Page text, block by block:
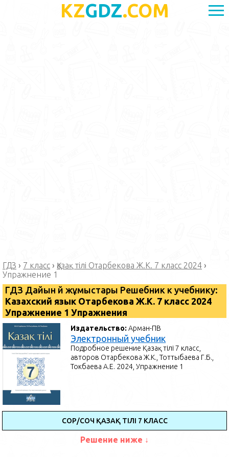
KZGDZ.COM
ГДЗ › 7 класс › Қазақ тілі Отарбекова Ж.К. 7 класс 2024 ›
Упражнение 1
ГДЗ Дайын үй жұмыстары Решебник к учебнику:
Казахский язык Отарбекова Ж.К. 7 класс 2024
Упражнение 1 Упражнения
Издательство:Арман-ПВ
Электронный учебник
Подробное решение Қазақ тілі 7 класс,
авторов Отарбекова Ж.К., Тоттыбаева Г.Б.,
Токбаева А.Е. 2024, Упражнение 1
СОР/СОЧ ҚАЗАҚ ТІЛІ 7 КЛАСС
Решение ниже ↓